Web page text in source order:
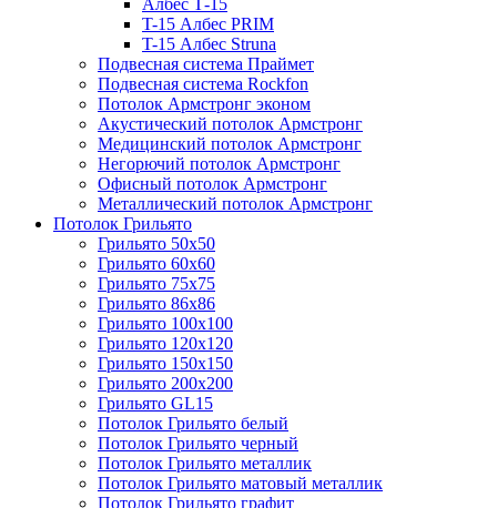
T-15 Албес PRIM
T-15 Албес Struna
Подвесная система Праймет
Подвесная система Rockfon
Потолок Армстронг эконом
Акустический потолок Армстронг
Медицинский потолок Армстронг
Негорючий потолок Армстронг
Офисный потолок Армстронг
Металлический потолок Армстронг
Потолок Грильято
Грильято 50х50
Грильято 60х60
Грильято 75х75
Грильято 86х86
Грильято 100х100
Грильято 120х120
Грильято 150х150
Грильято 200х200
Грильято GL15
Потолок Грильято белый
Потолок Грильято черный
Потолок Грильято металлик
Потолок Грильято матовый металлик
Потолок Грильято графит